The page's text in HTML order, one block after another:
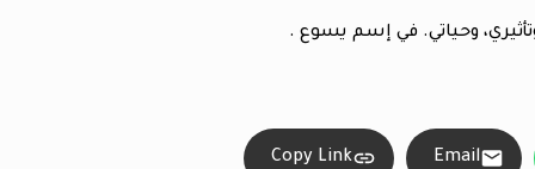
وحياتي. في إسم يسوع .
Email
Copy Link